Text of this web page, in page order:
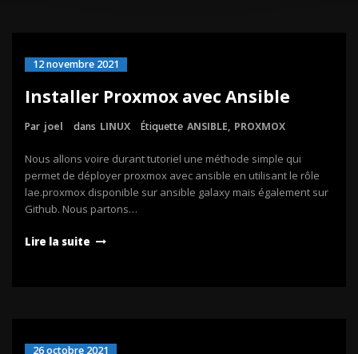
12 novembre 2021
Installer Proxmox avec Ansible
Par joel dans LINUX Étiquette ANSIBLE, PROXMOX
Nous allons voire durant tutoriel une méthode simple qui
permet de déployer proxmox avec ansible en utilisant le rôle
lae.proxmox disponible sur ansible galaxy mais également sur
Github. Nous partons…
Lire la suite
26 octobre 2021